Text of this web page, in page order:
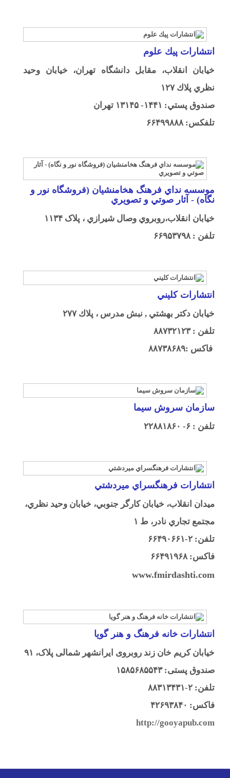
انتشارات پيك علوم
خيابان انقلاب، مقابل دانشگاه تهران، خيابان وحيد
نظري پلاك ۱۲۷
صندوق پستي: ۱۴۴۱- ۱۳۱۴۵ تهران
تلفكس: ۶۶۴۹۹۸۸۸
موسسه نداي فرهنگ هخامنشيان (فروشگاه نور و
نگاه) - آثار صوتي و تصويري
خيابان انقلاب،روبروي وصال شيرازي ، پلاک ۱۱۳۴
تلفن : ۶۶۹۵۳۷۹۸
انتشارات كليني
خيابان دكتر بهشتي , نبش مدرس ، پلاك ۲۷۷
تلفن : ۸۸۷۳۲۱۲۳
فاكس :۸۸۷۳۸۶۸۹
سازمان سروش سيما
تلفن : ۶- ۲۲۸۸۱۸۶۰
انتشارات فرهنگسراي ميردشتي
ميدان انقلاب، خيابان کارگر جنوبي، خيابان وحيد نظري،
مجتمع تجاري نادر، ط ۱
تلفن: ۲-۶۶۴۹۰۶۶۱
فاکس: ۶۶۴۹۱۹۶۸
www.fmirdashti.com
انتشارات خانه فرهنگ و هنر گویا
خیابان کریم خان زند روبروی ایرانشهر شمالی پلاک، ۹۱
صندوق پستی: ۱۵۸۵۶۸۵۵۴۳
تلفن: ۲-۸۸۳۱۳۴۳۱
فاکس: ۴۲۶۹۳۸۴۰
http://gooyapub.com